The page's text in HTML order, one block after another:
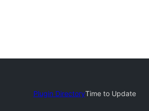
Plugin DirectoryTime to Update